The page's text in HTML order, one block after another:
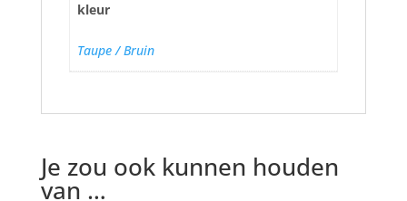
kleur
Taupe / Bruin
Je zou ook kunnen houden
van …